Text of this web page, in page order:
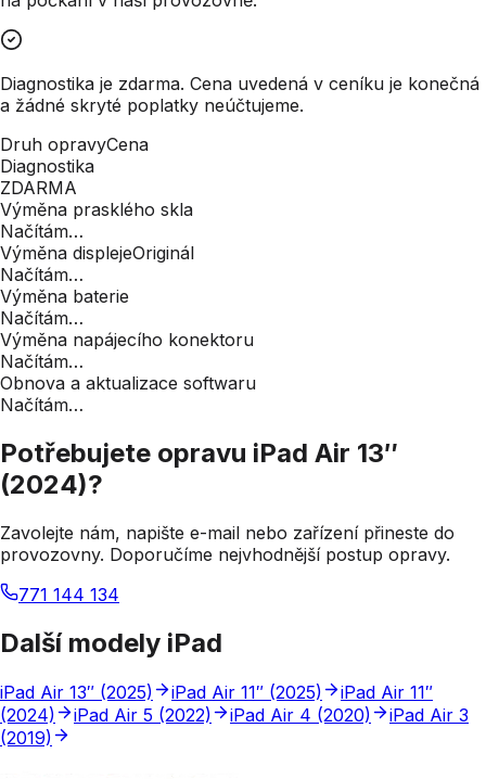
Diagnostika je zdarma. Cena uvedená v ceníku je konečná
a žádné skryté poplatky neúčtujeme.
Druh opravyCena
Diagnostika
ZDARMA
Výměna prasklého skla
Načítám…
Výměna displejeOriginál
Načítám…
Výměna baterie
Načítám…
Výměna napájecího konektoru
Načítám…
Obnova a aktualizace softwaru
Načítám…
Potřebujete opravu iPad Air 13″
(2024)?
Zavolejte nám, napište e-mail nebo zařízení přineste do
provozovny. Doporučíme nejvhodnější postup opravy.
771 144 134
Další modely iPad
iPad Air 13″ (2025) iPad Air 11″ (2025)
iPad Air 11″
(2024)
iPad Air 5 (2022) iPad Air 4 (2020)
iPad Air 3
(2019)